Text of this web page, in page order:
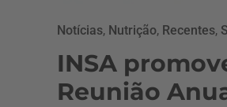
Notícias, Nutrição, Recentes,
INSA
Reunião